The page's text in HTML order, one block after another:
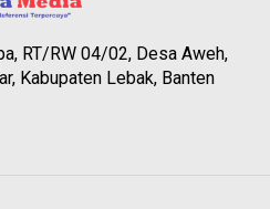
RT/RW 04/02, Desa Aweh,
Kabupaten Lebak, Banten